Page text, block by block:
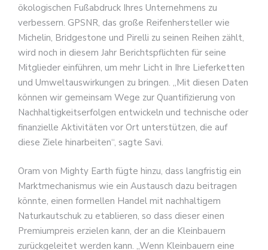
ökologischen Fußabdruck Ihres Unternehmens zu
verbessern. GPSNR, das große Reifenhersteller wie
Michelin, Bridgestone und Pirelli zu seinen Reihen zählt,
wird noch in diesem Jahr Berichtspflichten für seine
Mitglieder einführen, um mehr Licht in Ihre Lieferketten
und Umweltauswirkungen zu bringen. „Mit diesen Daten
können wir gemeinsam Wege zur Quantifizierung von
Nachhaltigkeitserfolgen entwickeln und technische oder
finanzielle Aktivitäten vor Ort unterstützen, die auf
diese Ziele hinarbeiten“, sagte Savi.
Oram von Mighty Earth fügte hinzu, dass langfristig ein
Marktmechanismus wie ein Austausch dazu beitragen
könnte, einen formellen Handel mit nachhaltigem
Naturkautschuk zu etablieren, so dass dieser einen
Premiumpreis erzielen kann, der an die Kleinbauern
zurückgeleitet werden kann. „Wenn Kleinbauern eine